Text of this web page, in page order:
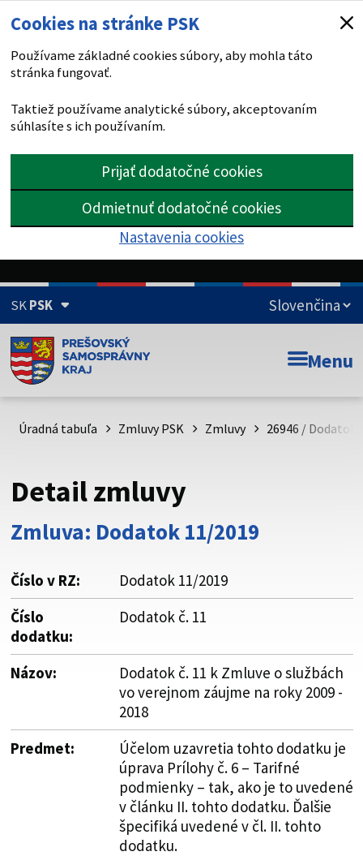
Cookies na stránke PSK
Používame základné cookies súbory, aby mohla táto
stránka fungovať.
Taktiež používame analytické súbory, akceptovaním
súhlasíte s ich používaním.
Prijať dodatočné cookies
Odmietnuť dodatočné cookies
Nastavenia cookies
SKPSK
Doména psk.sk je oficiálna
Toto je oficiálna webová stránka Prešovského
psk.sk.
Buďte pozorní a vždy sa uistite, že zdieľate informácie iba
cez zabezpečenú webovú stránku. Zabezpečená stránka
vždy začína https:// pred názvom domény webového sídla.
Menu
Úradná tabuľa Zmluvy PSK Zmluvy 26946 / Dodatok
Detail zmluvy
Zmluva: Dodatok 11/2019
Číslo v RZ:
Dodatok 11/2019
Číslo
dodatku:
Dodatok č. 11
Názov:
Dodatok č. 11 k Zmluve o službách
vo verejnom záujme na roky 2009 -
2018
Predmet:
Účelom uzavretia tohto dodatku je
úprava Prílohy č. 6 – Tarifné
podmienky – tak, ako je to uvedené
v článku II. tohto dodatku. Ďalšie
špecifiká uvedené v čl. II. tohto
dodatku.